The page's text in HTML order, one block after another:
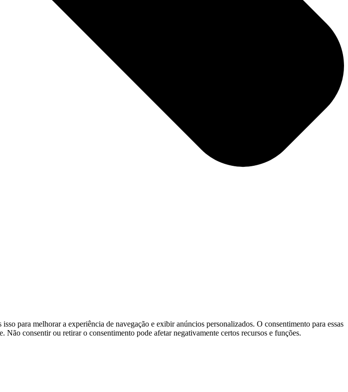
para melhorar a experiência de navegação e exibir anúncios personalizados. O consentimento para essas
consentir ou retirar o consentimento pode afetar negativamente certos recursos e funções.